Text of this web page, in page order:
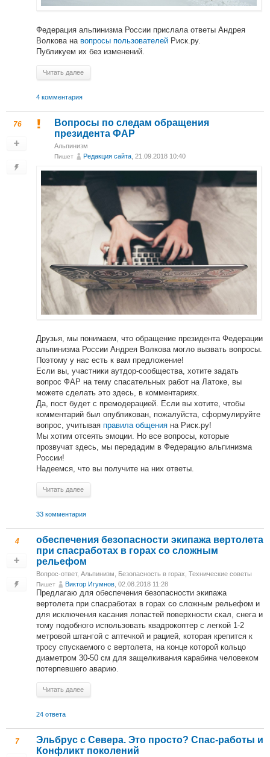
Федерация альпинизма России прислала ответы Андрея
Волкова на вопросы пользователей Риск.ру.
Публикуем их без изменений.
Читать далее
4 комментария
76
Вопросы по следам обращения
президента ФАР
Альпинизм
Пишет Редакция сайта , 21.09.2018 10:40
Друзья, мы понимаем, что обращение президента Федерации
альпинизма России Андрея Волкова могло вызвать вопросы.
Поэтому у нас есть к вам предложение!
Если вы, участники аутдор-сообщества, хотите задать
вопрос ФАР на тему спасательных работ на Латоке, вы
можете сделать это здесь, в комментариях.
Да, пост будет с премодерацией. Если вы хотите, чтобы
комментарий был опубликован, пожалуйста, сформулируйте
вопрос, учитывая правила общения на Риск.ру!
Мы хотим отсеять эмоции. Но все вопросы, которые
прозвучат здесь, мы передадим в Федерацию альпинизма
России!
Надеемся, что вы получите на них ответы.
Читать далее
33 комментария
4
обеспечения безопасности экипажа вертолета
при спасработах в горах со сложным
рельефом
Вопрос-ответ, Альпинизм Безопасность в горах Технические советы
Пишет Виктор Игумнов , 02.08.2018 11:28
Предлагаю для обеспечения безопасности экипажа
вертолета при спасработах в горах со сложным рельефом и
для исключения касания лопастей поверхности скал, снега и
тому подобного использовать квадрокоптер с легкой 1-2
метровой штангой с аптечкой и рацией, которая крепится к
тросу спускаемого с вертолета, на конце которой кольцо
диаметром 30-50 см для защелкивания карабина человеком
потерпевшего аварию.
Читать далее
24 ответа
7
Эльбрус с Севера. Это просто? Спас-работы и
Конфликт поколений